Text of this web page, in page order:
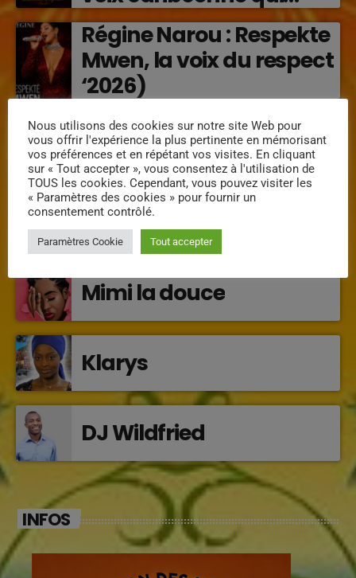
transforme les émotions
en musique (2026)
Régine Narou : Respekte
Mwen, la voix du respect
‘2026)
« Lanmou Nou » (2026) :
la rencontre vibrante
entre Victor O et
Jocelyne Béroard
INTERVENANTS
Mimi la douce
Klarys
DJ Wildfried
INFOS
Nous utilisons des cookies sur notre site Web pour
vous offrir l'expérience la plus pertinente en mémorisant
vos préférences et en répétant vos visites. En cliquant
sur « Tout accepter », vous consentez à l'utilisation de
TOUS les cookies. Cependant, vous pouvez visiter les
« Paramètres des cookies » pour fournir un
consentement contrôlé.
Paramètres Cookie Tout accepter